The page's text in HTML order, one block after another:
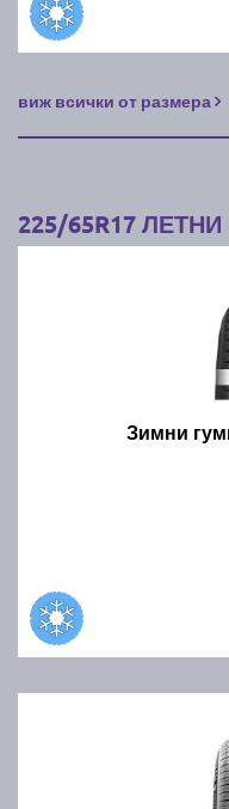
виж всички от размера
225/65R17
Зимни